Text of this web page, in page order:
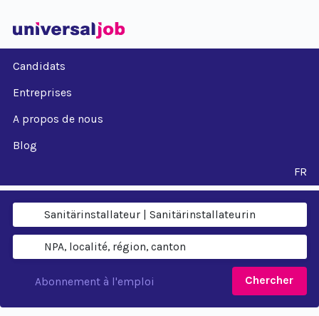
Candidats
Entreprises
A propos de nous
Blog
FR
Chercher
Abonnement à l'emploi